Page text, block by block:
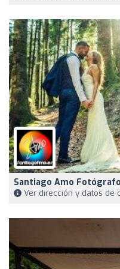
Santiago Amo Fotógrafo
Ver dirección y datos de